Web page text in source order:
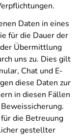
Daten in eines
für die Dauer der
Übermittlung
uns zu. Dies gilt
Chat und E-
diese Daten zur
in diesen Fällen
die Betreuung
gestellter